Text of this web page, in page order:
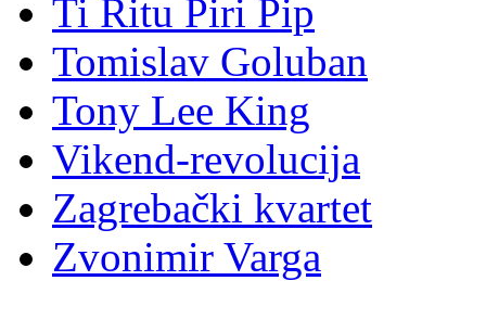
Ti Ritu Piri Pip
Tomislav Goluban
Tony Lee King
Vikend-revolucija
Zagrebački kvartet
Zvonimir Varga